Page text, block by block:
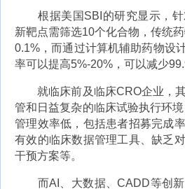
根据美国SBI的研究显示，针
新靶点需筛选10个化合物，传统
0.1%，而通过计算机辅助药物设
率可以提高5%-20%，可以减少
就临床前及临床CRO企业，其
管和日益复杂的临床试验执行环
管理效率低，包括患者招募完成
有效的临床数据管理工具、缺乏
干预方案等。
而AI、大数据、CADD等创新